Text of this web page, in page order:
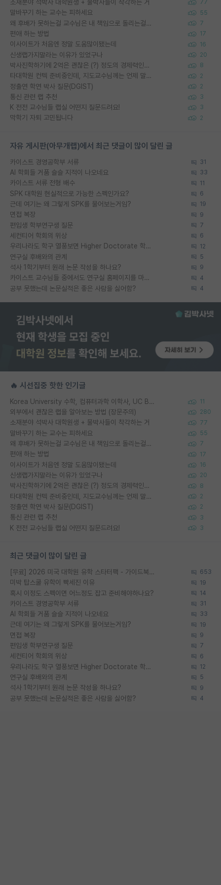
소재분야 석박사 대학원생 + 물박사들이 착각하는 거 77
말바꾸기 하는 교수는 피하세요 55
왜 후배가 못하는걸 교수님은 내 책임으로 돌리는걸까요? 7
편애 하는 방법 17
이사이트가 처음엔 정말 도움많이됐는데 16
신생랩가지말라는 이유가 있었구나 20
박사진학하기에 2억은 괜찮은 (?) 정도의 경제력인가요 8
타대학원 컨텍 준비중인데, 지도교수님께는 언제 말씀드려야 할까요? 2
정출연 학연 박사 질문(DGIST) 2
통신 관련 랩 추천 3
K 전전 교수님들 랩실 어떤지 질문드려요! 3
막학기 자퇴 고민됩니다 2
자유 게시판(아무개랩)에서 최근 댓글이 많이 달린 글
카이스트 경영공학부 서류 31
AI 학회들 거품 슬슬 지적이 나오네요 33
카이스트 서류 전형 배수 11
SPK 대학원 현실적으로 가능한 스펙인가요? 6
근데 여기는 왜 그렇게 SPK를 물어보는거임? 19
면접 복장 9
편입생 학부연구생 질문 7
세컨티어 학회의 위상 6
우리나라도 학구 열풍보면 Higher Doctorate 학위가 필요하다고 봅니다. 12
연구실 후배와의 관계 5
석사 1학기부터 원래 논문 작성을 하나요? 9
카이스트 교수님들 중에서도 연구실 홈페이지를 마련 안 하신 분들이 계시던데 4
공부 못했는데 논문실적은 좋은 사람을 싫어함? 4
🔥 시선집중 핫한 인기글
Korea University 수학, 컴퓨터과학 이학사, UC Berkeley 산업공학 대학원 공학박사가 되는 것은 쉽지 않겠죠? 11
외부에서 괜찮은 랩을 알아보는 방법 (장문주의) 280
소재분야 석박사 대학원생 + 물박사들이 착각하는 거 77
말바꾸기 하는 교수는 피하세요 55
왜 후배가 못하는걸 교수님은 내 책임으로 돌리는걸까요? 7
편애 하는 방법 17
이사이트가 처음엔 정말 도움많이됐는데 16
신생랩가지말라는 이유가 있었구나 20
박사진학하기에 2억은 괜찮은 (?) 정도의 경제력인가요 8
타대학원 컨텍 준비중인데, 지도교수님께는 언제 말씀드려야 할까요? 2
정출연 학연 박사 질문(DGIST) 2
통신 관련 랩 추천 3
K 전전 교수님들 랩실 어떤지 질문드려요! 3
최근 댓글이 많이 달린 글
[무료] 2026 미국 대학원 유학 스타터팩 - 가이드북 & 합격자 컨택메일 템플릿 653
미박 탑스쿨 유학이 빡세진 이유 19
혹시 이정도 스펙이면 어느정도 잡고 준비해야하나요? 14
카이스트 경영공학부 서류 31
AI 학회들 거품 슬슬 지적이 나오네요 33
근데 여기는 왜 그렇게 SPK를 물어보는거임? 19
면접 복장 9
편입생 학부연구생 질문 7
세컨티어 학회의 위상 6
우리나라도 학구 열풍보면 Higher Doctorate 학위가 필요하다고 봅니다. 12
연구실 후배와의 관계 5
석사 1학기부터 원래 논문 작성을 하나요? 9
공부 못했는데 논문실적은 좋은 사람을 싫어함? 4